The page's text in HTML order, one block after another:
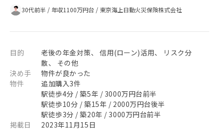
30代前半 / 年収1100万円台 / 東京海上日動火災保険株式会社
目的
老後の年金対策、 信用(ローン)活用、 リスク分
散、 その他
決め手
物件が良かった
物件
追加購入3件
駅徒歩4分 / 築5年 / 3000万円台前半
駅徒歩10分 / 築15年 / 2000万円台後半
駅徒歩3分 / 築20年 / 3000万円台前半
掲載日
2023年11月15日